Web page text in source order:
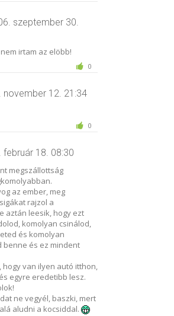
szeptember 30.
irtam az elöbb!
0
november 12. 21:34
0
február 18. 08:30
megszállottság
az ember, meg
rajzol a
aztán leesik, hogy ezt
komolyan csinálod,
és komolyan
benne és ez mindent
hogy van ilyen autó itthon,
egyre eredetibb lesz.
ne vegyél, baszki, mert
aludni a kocsiddal.